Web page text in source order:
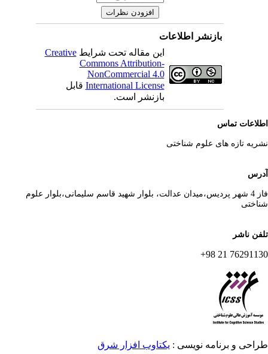
بازنشر اطلاعات
این مقاله تحت شرایطCreative
Commons Attribution-
NonCommercial 4.0
International Licenseقابل
بازنشر است.
تماس
تازه های علوم شناختی
فاز 4 شهر پردیس،میدان عدالت، بلوار شهید قاسم سلیمانی،بلوار علوم
ناشر
76291130 21
و برنامه نویسی : یکتاوب افزار شرق